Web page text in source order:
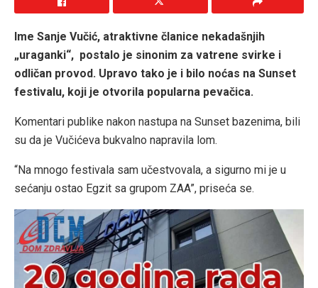
Ime Sanje Vučić, atraktivne članice nekadašnjih
„uraganki“, postalo je sinonim za vatrene svirke i
odličan provod. Upravo tako je i bilo noćas na Sunset
festivalu, koji je otvorila popularna pevačica.
Komentari publike nakon nastupa na Sunset bazenima, bili
su da je Vučićeva bukvalno napravila lom.
“Na mnogo festivala sam učestvovala, a sigurno mi je u
sećanju ostao Egzit sa grupom ZAA”, priseća se.